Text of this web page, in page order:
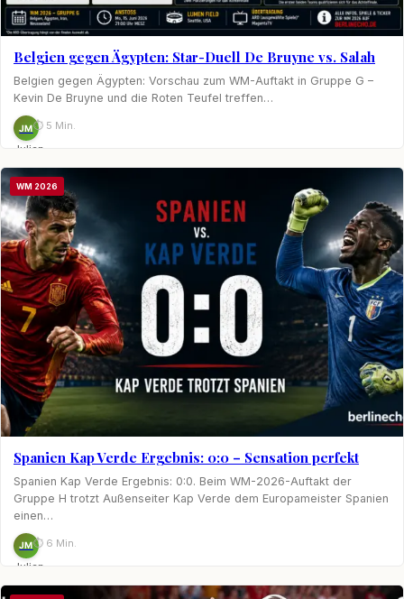
Belgien gegen Ägypten: Star-Duell De Bruyne vs. Salah
Belgien gegen Ägypten: Vorschau zum WM-Auftakt in Gruppe G –
Kevin De Bruyne und die Roten Teufel treffen…
JM
Julian
Möhring
⏱ 5 Min.
WM 2026
Spanien Kap Verde Ergebnis: 0:0 – Sensation perfekt
Spanien Kap Verde Ergebnis: 0:0. Beim WM-2026-Auftakt der
Gruppe H trotzt Außenseiter Kap Verde dem Europameister Spanien
einen…
JM
Julian
⏱ 6 Min.